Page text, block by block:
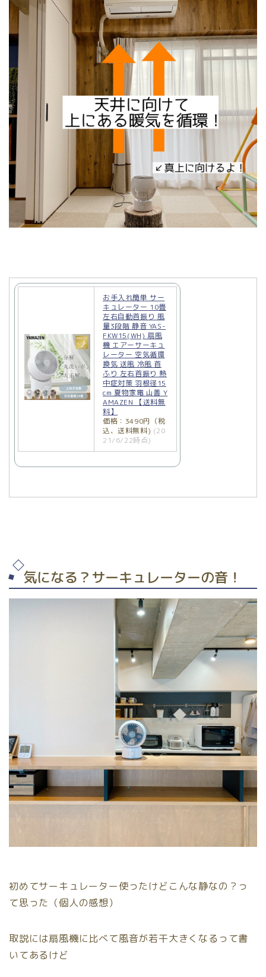
お手入れ簡単 サー
キュレーター 10畳
左右自動首振り 風
量3段階 静音 YAS-
FKW15(WH) 扇風
機 エアーサーキュ
レーター 空気循環
換気 送風 冷風 首
ふり 左右首振り 熱
中症対策 羽根径15
cm 夏物家電 山善 Y
AMAZEN 【送料無
料】
価格：3490円（税
込、送料無料) (20
21/6/22時点)
気になる？サーキュレーターの音！
初めてサーキュレーター使ったけどこんな静なの？っ
て思った（個人の感想）
取説には扇風機に比べて風音が若干大きくなるって書
いてあるけど